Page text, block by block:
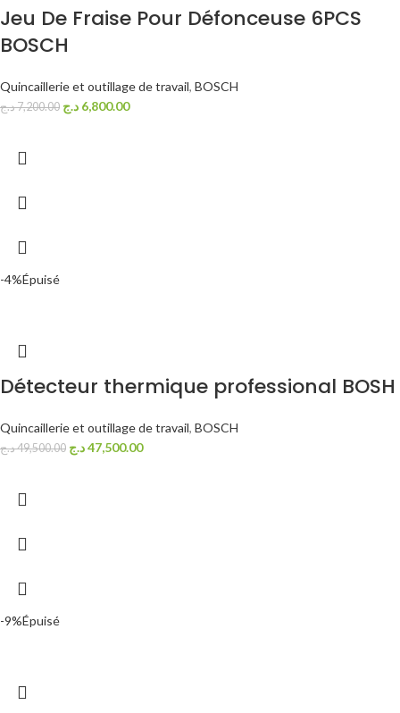
Jeu De Fraise Pour Défonceuse 6PCS
BOSCH
Quincaillerie et outillage de travail, BOSCH
7,200.00د.ج 6,800.00 د.ج
-4%Épuisé
Détecteur thermique professional BOSH
Quincaillerie et outillage de travail, BOSCH
49,500.00د.ج 47,500.00د.ج
-9%Épuisé